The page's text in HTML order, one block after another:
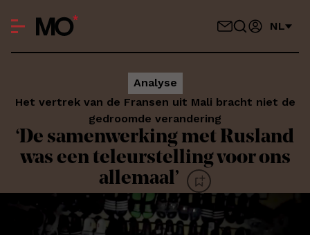
NL
Analyse
Het vertrek van de Fransen uit Mali bracht niet de
gedroomde verandering
‘De samenwerking met Rusland
was een teleurstelling voor ons
allemaal’